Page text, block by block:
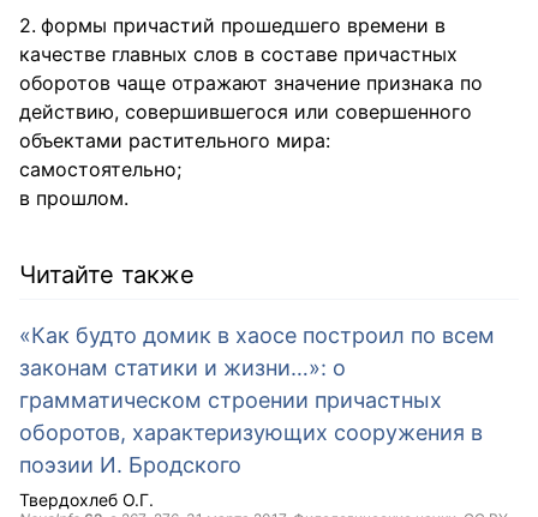
формы причастий прошедшего времени в
качестве главных слов в составе причастных
оборотов чаще отражают значение признака по
действию, совершившегося или совершенного
объектами растительного мира:
самостоятельно;
в прошлом.
Читайте также
«Как будто домик в хаосе построил по всем
законам статики и жизни…»: о
грамматическом строении причастных
оборотов, характеризующих сооружения в
поэзии И. Бродского
Твердохлеб О.Г.